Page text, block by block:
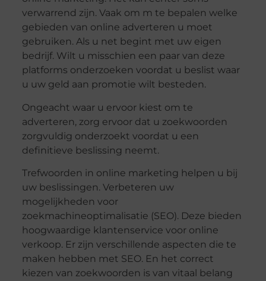
verwarrend zijn. Vaak om m te bepalen welke
gebieden van online adverteren u moet
gebruiken. Als u net begint met uw eigen
bedrijf. Wilt u misschien een paar van deze
platforms onderzoeken voordat u beslist waar
u uw geld aan promotie wilt besteden.
Ongeacht waar u ervoor kiest om te
adverteren, zorg ervoor dat u zoekwoorden
zorgvuldig onderzoekt voordat u een
definitieve beslissing neemt.
Trefwoorden in online marketing helpen u bij
uw beslissingen. Verbeteren uw
mogelijkheden voor
zoekmachineoptimalisatie (SEO). Deze bieden
hoogwaardige klantenservice voor online
verkoop. Er zijn verschillende aspecten die te
maken hebben met SEO. En het correct
kiezen van zoekwoorden is van vitaal belang